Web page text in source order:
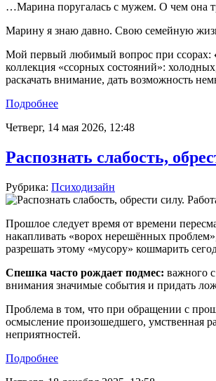
…Марина поругалась с мужем. О чем она
Марину я знаю давно. Свою семейную
Мой первый любимый вопрос при ссорах:
коллекция «ссорных состояний»:
раскачать внимание, дать возможность
Подробнее
Четверг, 14 мая 2026, 12:48
Распознать слабость,
Рубрика: Психодизайн
Прошлое следует время от времени
накапливать «ворох нерешённых
разрешать этому «мусору» кошмарить
Спешка часто рождает подмес: важного
внимания значимые события и придать
Проблема в том, что при обращении с
осмысление произошедшего, умственная
неприятностей.
Подробнее